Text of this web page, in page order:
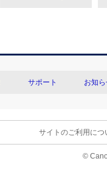
サポート お知
サイトのご利用につ
©